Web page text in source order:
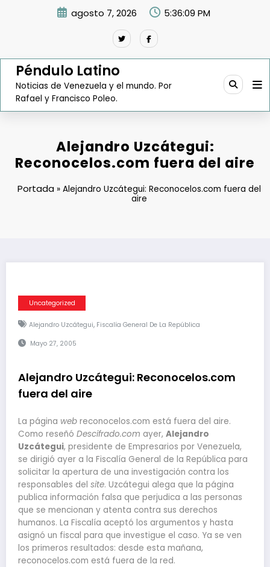
agosto 7, 2026 5:36:10 PM
Péndulo Latino
Noticias de Venezuela y el mundo. Por
Rafael y Francisco Poleo.
Alejandro Uzcátegui:
Reconocelos.com fuera del aire
Portada» Alejandro Uzcátegui: Reconocelos.com fuera del
aire
Uncategorized
Alejandro Uzcátegui, Fiscalía General De La República
Mayo 27, 2005
Alejandro Uzcátegui: Reconocelos.com
fuera del aire
La página web reconocelos.com está fuera del aire.
Como reseñó Descifrado.com ayer, Alejandro
Uzcátegui, presidente de Empresarios por Venezuela,
se dirigió ayer a la Fiscalía General de la República para
solicitar la apertura de una investigación contra los
responsables del site. Uzcátegui alega que la página
publica información falsa que perjudica a las personas
que se mencionan y atenta contra sus derechos
humanos. La Fiscalía aceptó los argumentos y hasta
asignó un fiscal para que investigue el caso. Ya se ven
los primeros resultados: desde esta mañana,
reconocelos.com está fuera de la red.